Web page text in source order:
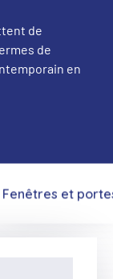
de
de
en
Fenêtres et